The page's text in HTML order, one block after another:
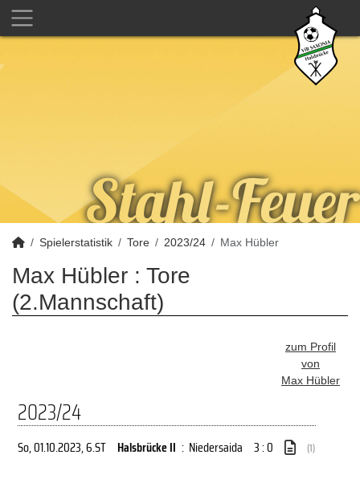
Spielerstatistik Tore 2023/24 Max Hübler
Max Hübler : Tore
(2.Mannschaft)
zum Profil
von
Max Hübler
2023/24
So, 01.10.2023, 6.ST Halsbrücke II : Niedersaida 3 : 0 (1)